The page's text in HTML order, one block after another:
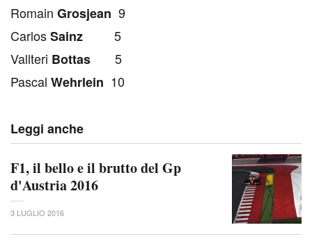
Romain Grosjean 9
CarlosSainz 5
Vallteri Bottas 5
Pascal Wehrlein 10
Leggi anche
F1, il bello e il brutto del Gp
d'Austria 2016
3 LUGLIO 2016